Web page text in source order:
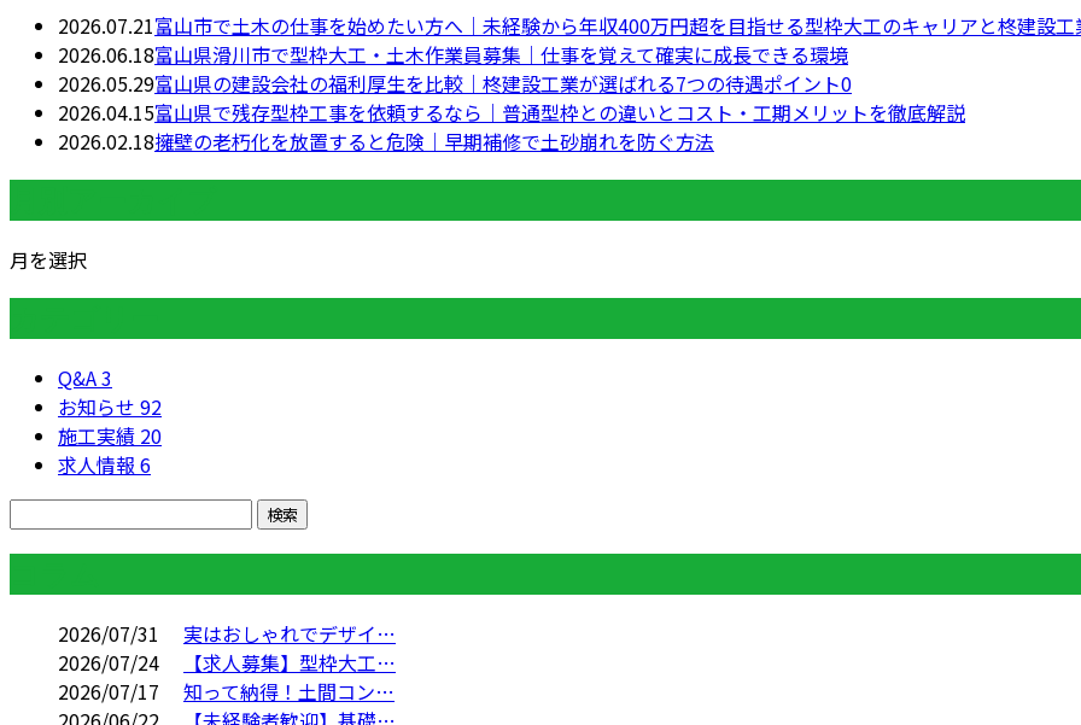
2026.07.21富山市で土木の仕事を始めたい方へ｜未経験から年収400万円超を目指せる型枠大工のキャリアと柊建設
2026.06.18富山県滑川市で型枠大工・土木作業員募集｜仕事を覚えて確実に成長できる環境
2026.05.29富山県の建設会社の福利厚生を比較｜柊建設工業が選ばれる7つの待遇ポイント0
2026.04.15富山県で残存型枠工事を依頼するなら｜普通型枠との違いとコスト・工期メリットを徹底解説
2026.02.18擁壁の老朽化を放置すると危険｜早期補修で土砂崩れを防ぐ方法
月を選択
Q&A3
お知らせ 92
施工実績 20
求人情報 6
2026/07/31
実はおしゃれでデザイ…
2026/07/24
【求人募集】型枠大工…
2026/07/17
知って納得！土間コン…